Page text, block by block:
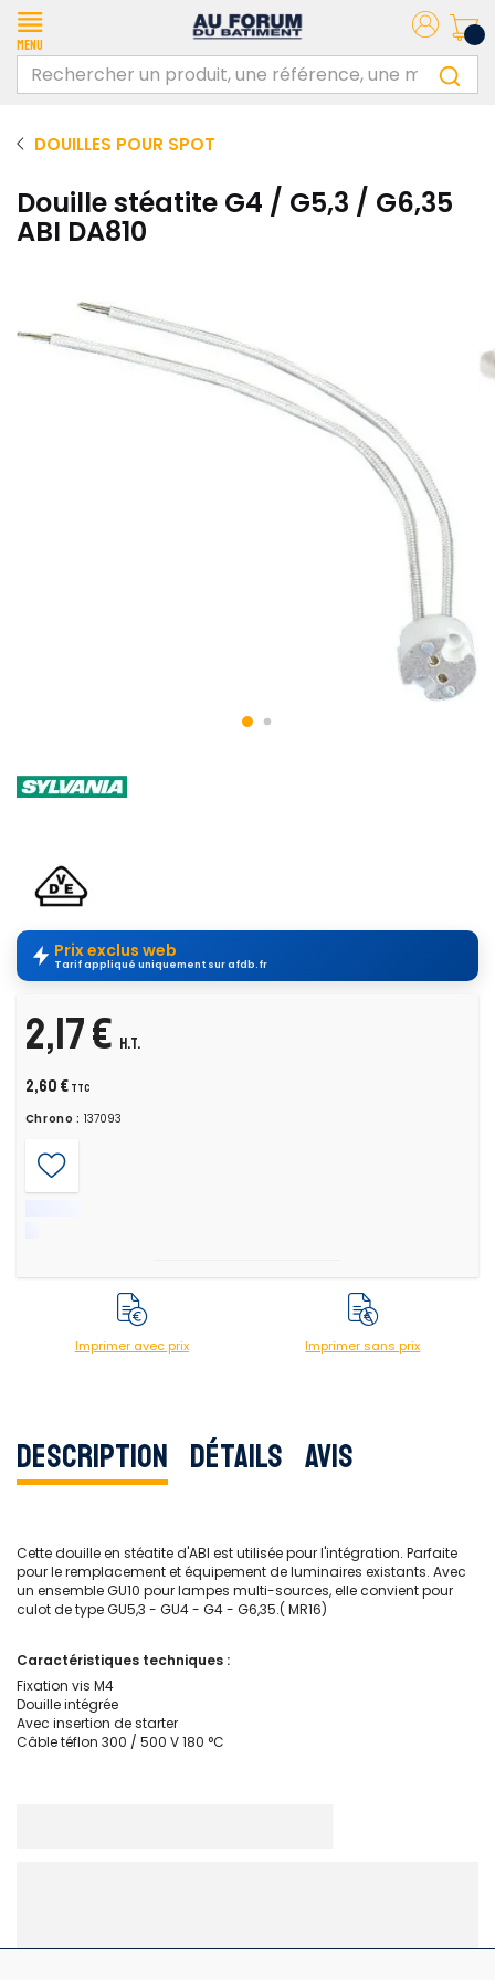
Menu
DOUILLES POUR SPOT
Douille stéatite G4 / G5,3 / G6,35
ABI DA810
Prix exclus web
Tarif appliqué uniquement sur afdb.fr
2,17 € H.T.
2,60 € TTC
Chrono : 137093
Imprimer avec prix Imprimer sans prix
Description Détails Avis
Cette douille en stéatite d'ABI est utilisée pour l'intégration. Parfaite
pour le remplacement et équipement de luminaires existants. Avec
un ensemble GU10 pour lampes multi-sources, elle convient pour
culot de type GU5,3 - GU4 - G4 - G6,35.( MR16)
Caractéristiques techniques :
Fixation vis M4
Douille intégrée
Avec insertion de starter
Câble téflon 300 / 500 V 180 °C